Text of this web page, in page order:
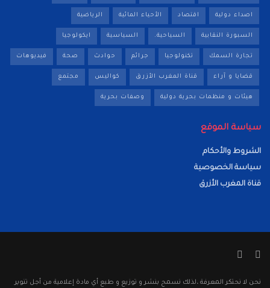
اصداء دولية اقتصاد الأحياء المائية الرياضية
السبورة النقابية السياحية. السياسية ايكولوجيا
تجارة السمك تكنولوجيا جرائم حوادث صحة فيديوهات
قضايا و آراء قناة المغرب الأزرق كواليس مجتمع
هيئات و منظمات بحرية دولية وصفات بحرية
سياسة الموقع
الشروط والأحكام
سياسة الخصوصية
قناة المغرب الأزرق
نحن لا نحتكر المعرفة ،لذلك نسمح بنشر و توزيع و طبع أي مادة إعلامية من أجل تنوير